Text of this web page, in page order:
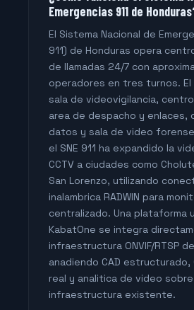
Emergencias 911 de
El Sistema Nacional de
911) de Honduras opera
de llamadas 24/7 con
operadores en tres turnos.
sala de videovigilancia,
area de despacho y enlaces,
datos y sala de video
el SNE 911 ha expandido la
CCTV a ciudades como
San Lorenzo, utilizando
inalambrica RADWIN para
centralizado. Una plataforma
KabatOne se integra
infraestructura ONVIF/RTSP
anadiendo CAD estructurado,
real y analitica de video
infraestructura existente.